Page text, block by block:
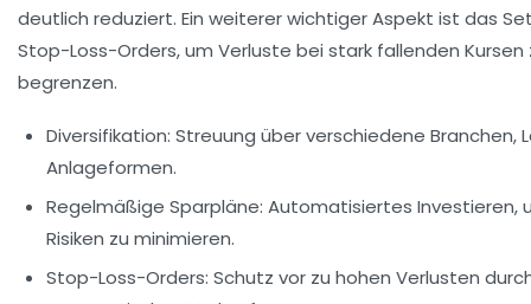
deutlich reduziert. Ein weiterer wichtiger Aspekt ist das
Stop-Loss-Orders, um Verluste bei stark fallenden Kursen
begrenzen.
Diversifikation: Streuung über verschiedene Branchen,
Anlageformen.
Regelmäßige Sparpläne: Automatisiertes Investieren,
Risiken zu minimieren.
Stop-Loss-Orders: Schutz vor zu hohen Verlusten